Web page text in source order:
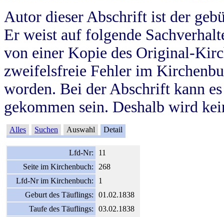
Autor dieser Abschrift ist der
Er weist auf folgende
von einer Kopie des Original-
zweifelsfreie Fehler im
worden. Bei der Abschrift kann
gekommen sein. Deshalb wird
Alles Suchen Auswahl Detail
Lfd-Nr:
11
Seite im Kirchenbuch:
268
Lfd-Nr im Kirchenbuch:
1
Geburt des Täuflings:
01.02.1838
Taufe des Täuflings:
03.02.1838